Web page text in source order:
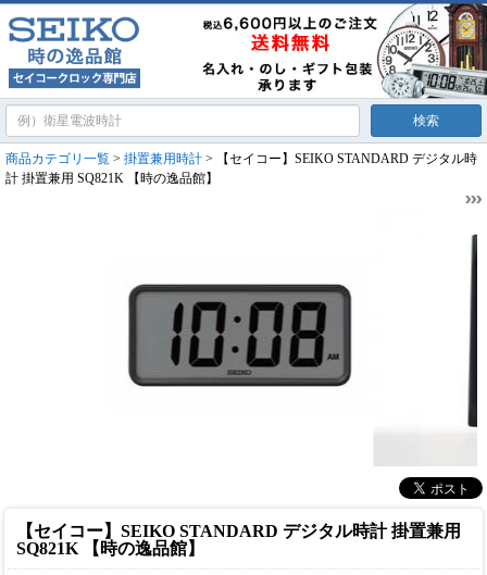
商品カテゴリ一覧 > 掛置兼用時計 > 【セイコー】SEIKO STANDARD デジタル時
計 掛置兼用 SQ821K 【時の逸品館】
【セイコー】SEIKO STANDARD デジタル時計 掛置兼用
SQ821K 【時の逸品館】